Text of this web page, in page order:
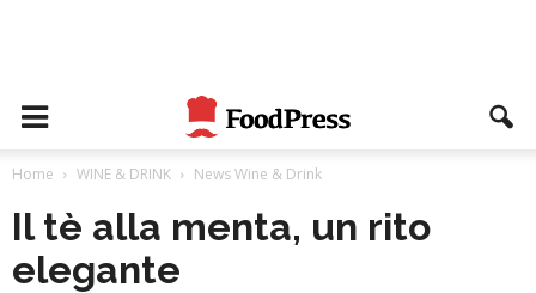
Home WINE & DRINK News Wine & Drink
Il tè alla menta, un rito
elegante